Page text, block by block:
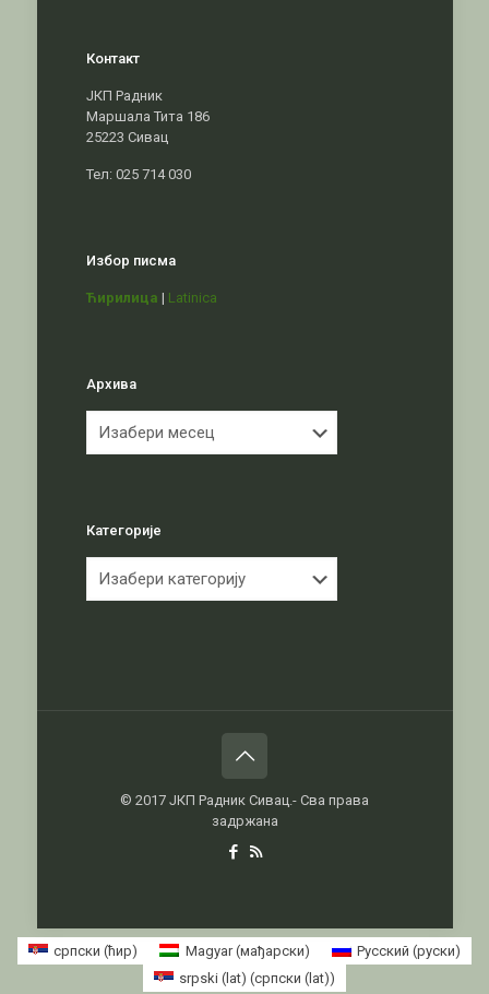
Контакт
ЈКП Радник
Маршала Тита 186
25223 Сивац
Тел: 025 714 030
Избор писма
Ћирилица | Latinica
Архива
Категорије
© 2017 ЈКП Радник Сивац.- Сва права
задржана
српски (ћир) Magyar(мађарски) Русский (руски)
srpski (lat) (српски (lat))